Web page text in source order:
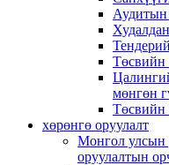
Аудитын
Төсвийн
мөнгөн
Төсвийн
хөрөнгө оруулалт
Монгол улсын
оруулалтын